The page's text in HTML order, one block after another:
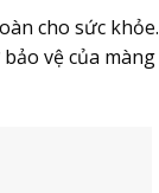
cho sức khỏe.
vệ của màng